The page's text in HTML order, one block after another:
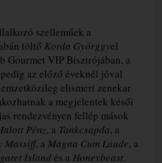
szelleműek a
töltő Korda Györggyel
Gourmet VIP Bisztrójában, a
az előző éveknél jóval
elismert zenekar
a megjelentek késői
rendezvényen fellép mások
Pénz, a Tankcsapda, a
Massiff, a Magna Cum Laude, a
Islandés a Honeybeast.